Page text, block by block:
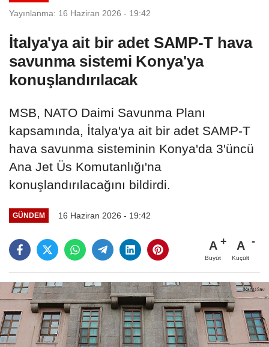
Yayınlanma: 16 Haziran 2026 - 19:42
İtalya'ya ait bir adet SAMP-T hava
savunma sistemi Konya'ya
konuşlandırılacak
MSB, NATO Daimi Savunma Planı
kapsamında, İtalya'ya ait bir adet SAMP-T
hava savunma sisteminin Konya'da 3'üncü
Ana Jet Üs Komutanlığı'na
konuşlandırılacağını bildirdi.
GÜNDEM 16 Haziran 2026 - 19:42
A
Büyüt
A
Küçült